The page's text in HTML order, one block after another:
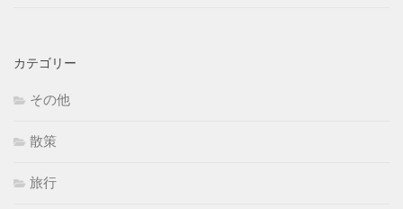
カテゴリー
その他
散策
旅行